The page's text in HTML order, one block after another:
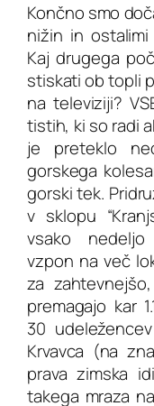
Končno smo
nižin in
Kaj drugega
stiskati ob topli
na televiziji?
tistih, ki so radi
je preteklo
gorskega
gorski tek.
v sklopu
vsako nedeljo
vzpon na več
za
premagajo kar
30
Krvavca (na
prava zimska
takega mraza